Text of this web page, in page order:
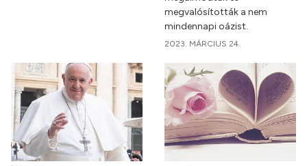
megvalósították a nem
mindennapi oázist.
2023. MÁRCIUS 24.